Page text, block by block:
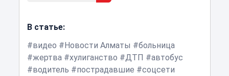
В статье:
видео
Новости Алматы
больница
жертва
хулиганство ДТП
автобус
водитель
пострадавшие
соцсети